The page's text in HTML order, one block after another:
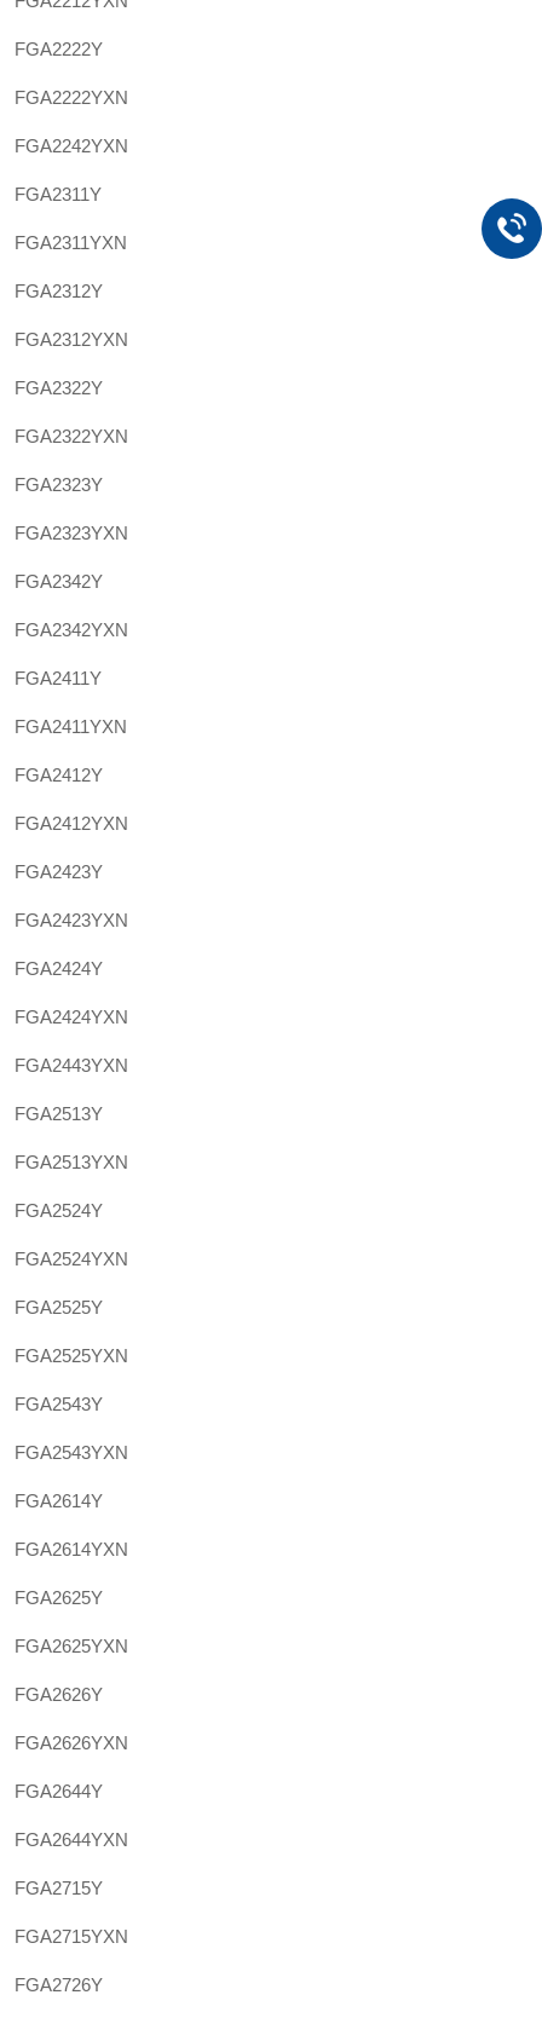
FGA2222Y
FGA2222YXN
FGA2242YXN
FGA2311Y
FGA2311YXN
FGA2312Y
FGA2312YXN
FGA2322Y
FGA2322YXN
FGA2323Y
FGA2323YXN
FGA2342Y
FGA2342YXN
FGA2411Y
FGA2411YXN
FGA2412Y
FGA2412YXN
FGA2423Y
FGA2423YXN
FGA2424Y
FGA2424YXN
FGA2443YXN
FGA2513Y
FGA2513YXN
FGA2524Y
FGA2524YXN
FGA2525Y
FGA2525YXN
FGA2543Y
FGA2543YXN
FGA2614Y
FGA2614YXN
FGA2625Y
FGA2625YXN
FGA2626Y
FGA2626YXN
FGA2644Y
FGA2644YXN
FGA2715Y
FGA2715YXN
FGA2726Y